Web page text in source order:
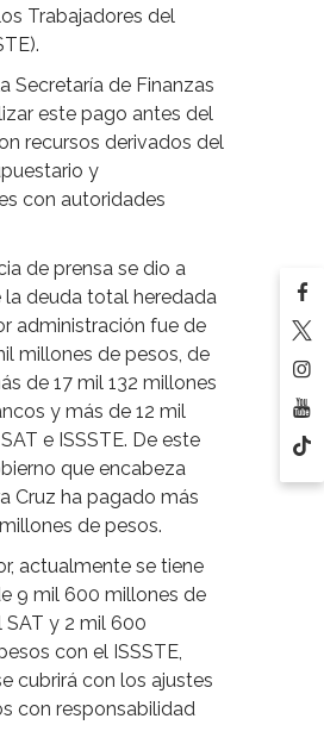
Trabajadores del
Secretaría de Finanzas
este pago antes del
recursos derivados del
y
con autoridades
de prensa se dio a
deuda total heredada
administración fue de
millones de pesos, de
de 17 mil 132 millones
y más de 12 mil
e ISSSTE. De este
que encabeza
Cruz ha pagado más
de pesos.
actualmente se tiene
9 mil 600 millones de
SAT y 2 mil 600
con el ISSSTE,
cubrirá con los ajustes
con responsabilidad